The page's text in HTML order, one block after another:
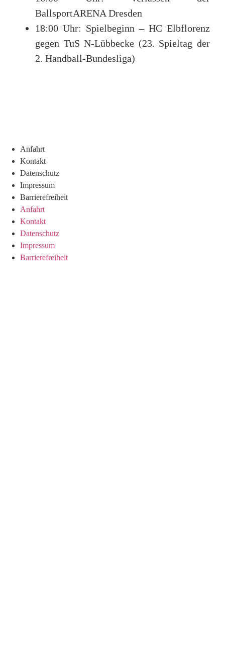
BallsportARENA Dresden
18:00 Uhr: Spielbeginn – HC Elbflorenz
gegen TuS N-Lübbecke (23. Spieltag der
2. Handball-Bundesliga)
Anfahrt
Kontakt
Datenschutz
Impressum
Barrierefreiheit
Anfahrt
Kontakt
Datenschutz
Impressum
Barrierefreiheit